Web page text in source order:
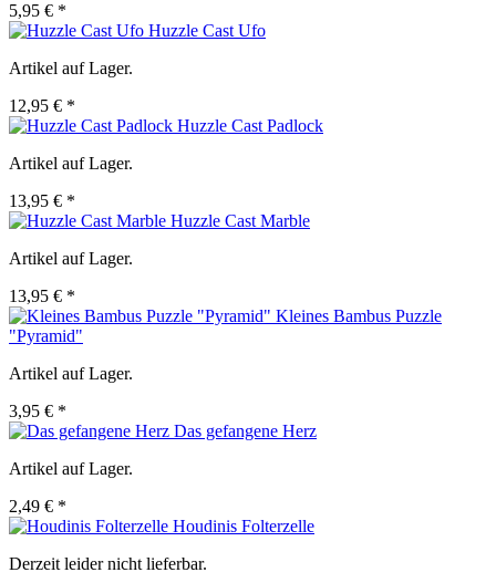
5,95 € *
Huzzle Cast Ufo
Artikel auf Lager.
12,95 € *
Huzzle Cast Padlock
Artikel auf Lager.
13,95 € *
Huzzle Cast Marble
Artikel auf Lager.
13,95 € *
Kleines Bambus Puzzle
"Pyramid"
Artikel auf Lager.
3,95 € *
Das gefangene Herz
Artikel auf Lager.
2,49 € *
Houdinis Folterzelle
Derzeit leider nicht lieferbar.